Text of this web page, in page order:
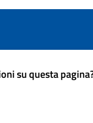
su questa